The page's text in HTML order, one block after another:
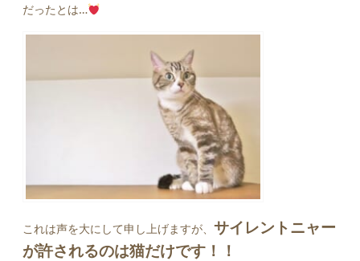
だったとは…
これは声を大にして申し上げますが、 サイレントニャー
が許されるのは猫だけです！！